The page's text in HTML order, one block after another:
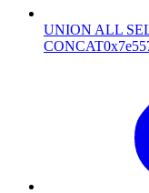
UNION ALL